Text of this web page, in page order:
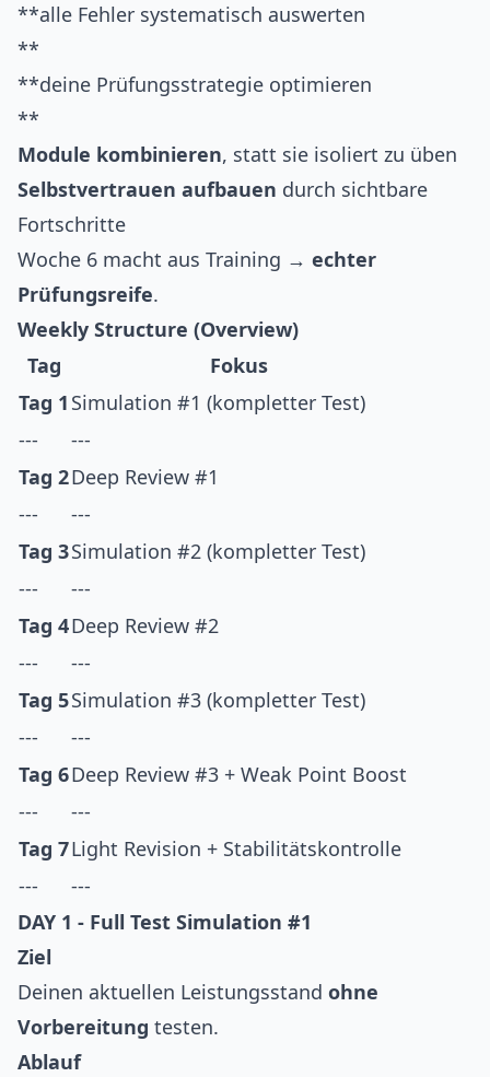
**alle Fehler systematisch auswerten
**
**deine Prüfungsstrategie optimieren
**
Module kombinieren, statt sie isoliert zu üben
Selbstvertrauen aufbauen durch sichtbare
Fortschritte
Woche 6 macht aus Training → echter
Prüfungsreife.
Weekly Structure (Overview)
Tag
Fokus
Tag 1 Simulation #1 (kompletter Test)
---
---
Tag 2Deep Review #1
---
---
Tag 3Simulation #2 (kompletter Test)
---
---
Tag 4Deep Review #2
---
---
Tag 5Simulation #3 (kompletter Test)
---
---
Tag 6Deep Review #3 + Weak Point Boost
---
---
Tag 7Light Revision + Stabilitätskontrolle
---
---
DAY 1 - Full Test Simulation #1
Ziel
Deinen aktuellen Leistungsstand ohne
Vorbereitung testen.
Ablauf